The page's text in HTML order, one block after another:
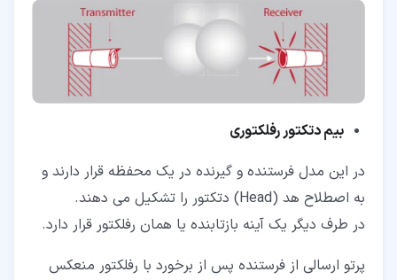
بیم دتکتور رفلکتوری
در این مدل فرستنده و گیرنده در یک محفظه قرار دارند و
به اصطلاح هد (Head) دتکتور را تشکیل می دهند.
در طرف دیگر یک آینه بازتابنده یا همان رفلکتور قرار دارد.
پرتو ارسالی از فرستنده پس از برخورد با رفلکتور منعکس